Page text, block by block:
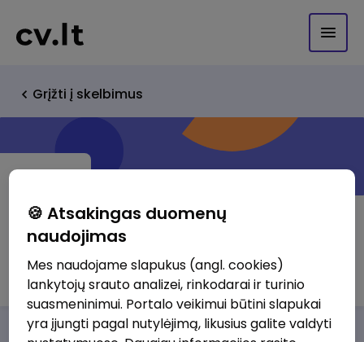
Grįžti į skelbimus
CV.lt klientas (13256498)
🍪 Atsakingas duomenų
naudojimas
Mes naudojame slapukus (angl. cookies)
lankytojų srauto analizei, rinkodarai ir turinio
suasmeninimui. Portalo veikimui būtini slapukai
yra įjungti pagal nutylėjimą, likusius galite valdyti